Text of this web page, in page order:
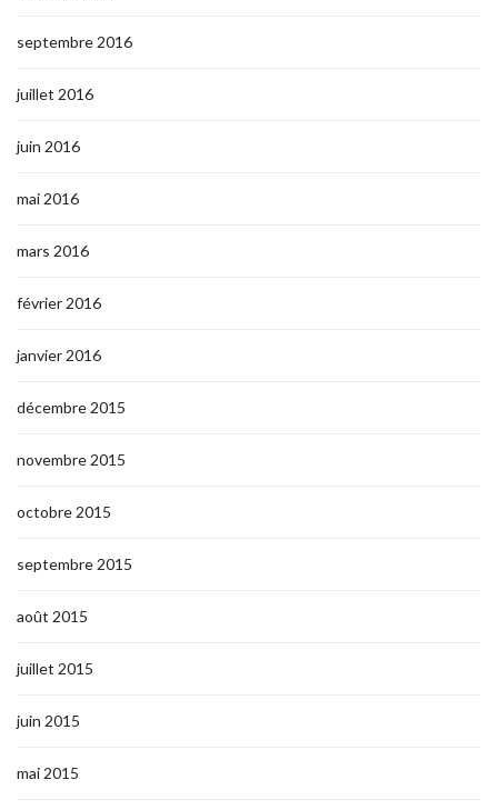
septembre 2016
juillet 2016
juin 2016
mai 2016
mars 2016
février 2016
janvier 2016
décembre 2015
novembre 2015
octobre 2015
septembre 2015
août 2015
juillet 2015
juin 2015
mai 2015